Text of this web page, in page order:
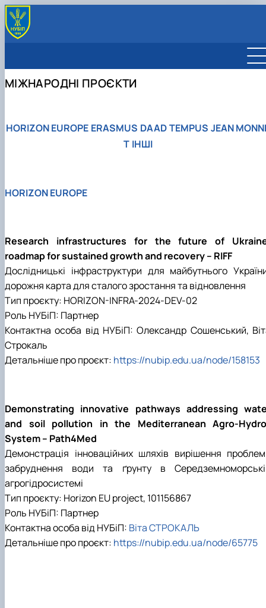
Про відділ
Команда
МІЖНАРОДНІ ПРОЄКТИ
Міжнародні проєкти
ПРОГРАМИ, КОНКУРСИ
Visegrad Fund
НКП ГОРИЗОНТ ЄВРОПА
МІЖНАРОДНІ ПРОЄКТИ
HORIZON EUROPE ERASMUS DAADTEMPUS JEAN
T ІНШІ
HORIZON EUROPE
Research infrastructures for the future of
roadmap for sustained growth and recovery – RIFF
Дослідницькі інфраструктури для майбутнього
дорожня карта для сталого зростання та відновлення
Тип проєкту: HORIZON-INFRA-2024-DEV-02
Роль НУБіП: Партнер
Контактна особа від НУБіП: Олександр Сошенський,
Строкаль
Детальніше про проєкт: https://nubip.edu.ua/node/158153
Demonstrating innovative pathways addressing
and soil pollution in the Mediterranean Agro-
System – Path4Med
Демонстрація інноваційних шляхів вирішення
забруднення води та ґрунту в
агрогідросистемі
Тип проєкту: Horizon EU project, 101156867
Роль НУБіП: Партнер
Контактна особа від НУБіП: Віта СТРОКАЛЬ
Детальніше про проєкт: https://nubip.edu.ua/node/65775